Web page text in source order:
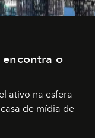
o
ativo na esfera
de mídia de